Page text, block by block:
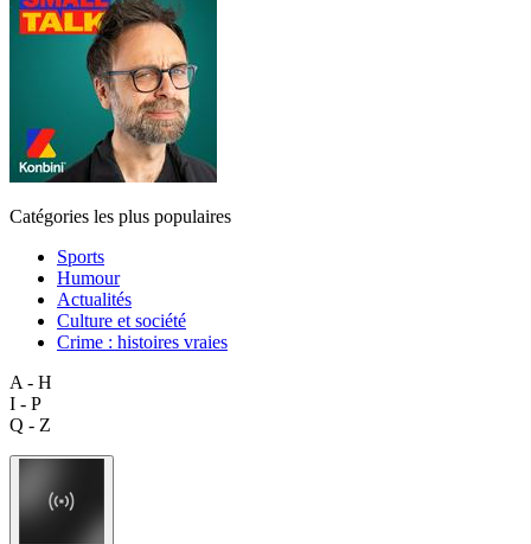
Catégories les plus populaires
Sports
Humour
Actualités
Culture et société
Crime : histoires vraies
A - H
I - P
Q - Z